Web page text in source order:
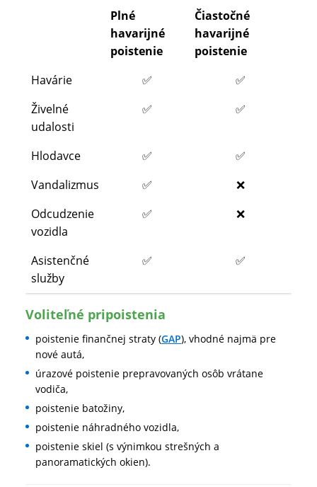
Plné
havarijné
poistenie
Čiastočné
havarijné
poistenie
Havárie
✅
✅
Živelné
udalosti
✅ ✅
Hlodavce ✅
✅
Vandalizmus
✅
❌
Odcudzenie
vozidla
✅ ❌
Asistenčné
služby
✅ ✅
Voliteľné pripoistenia
poistenie finančnej straty (GAP), vhodné najmä pre
nové autá,
úrazové poistenie prepravovaných osôb vrátane
vodiča,
poistenie batožiny,
poistenie náhradného vozidla,
poistenie skiel (s výnimkou strešných a
panoramatických okien).